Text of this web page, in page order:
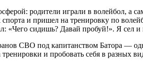
родители играли в волейбол, а
и пришел на тренировку по
«Чего сидишь? Давай пробуй!». Я сел и
СВО под капитанством Батора —
и пробовать себя в разных